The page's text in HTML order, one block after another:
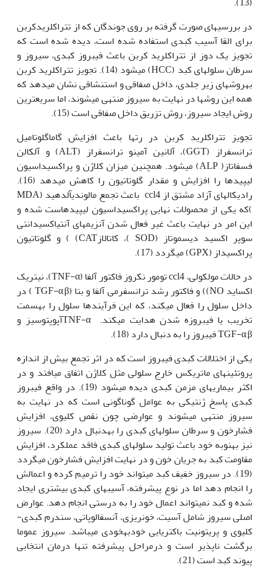
در بررسی­های صورت گرفته بر روی جوندگان که از تترا‏کلرید‏کربن
برای القا آسیب کبدی استفاده شده است، دیده شده است که
تجویز یک دوز از تترا‏کلرید کربن باعث فیبروز کبدی، سیروز و
سرطان سلول‏های کبد (HCC) می­شود (14). تجویز تترا‏کلرید کربن
به‏روش­های زیر جلدی، داخل صفاقی و استنشاقی نشان می­دهد که
همه این روش­ها در نهایت به سیروز منتهی می­شوند، اما سریع­ترین
روش ایجاد سیروز، روش تزریق داخل صفاقی است (15).
تجویز تترا‏کلرید کربن در رت­ها باعث افزایش گاماگلوتامیل
ترانسفراز (GGT)، آلانین آمینو ترانسفراز (ALT) و آلکالن
فسفاتاز( ALP) می‏شود. همچنین میزان کلاژن و پراکسیداسیون
لیپیدها را افزایش و مقدار گلوتاتیون را کاهش می­دهد (16).
رادیکال­های آزاد مشتق از ccl4 ­ باعث تجمع مالون­دی­آلدهید (MDA
)که یکی از محصولات نهایی پراکسیداسیون لیپیدهاست شده و
این امر در نهایت باعث غیر فعال شدن آنزیم­های آنتی­اکسیدانتی
سوپر اکسید دیسموتاز (SOD )، کاتالازCAT) ) و گلوتاتیون
پراکسیداز (GPX) می‏گردد (17).
در حالات مولکولی، ccl4 تومور نکروز فاکتور آلفا (TNF-α)، نیتریک
اکساید NO)) و فاکتور رشد ترانسفرمی آلفا و بتا (TGF-α,β ) در
داخل سلول را فعال می­کند، که این فرآیندها سلول را به‏سمت
تخریب یا فیبروزه شدن هدایت می‏کند. TNF-αآپوپتوسیز و
TGF-α,β فیبروز را به دنبال دارد (18).
یکی از اختلالات کبدی فیبروز است که در اثر تجمع بیش از اندازه
پروتئین­های ماتریکس خارج سلولی مثل کلاژن اتفاق می‫افتد و در
اکثر بیماری­های مزمن کبدی دیده می­شود (19). در واقع فیبروز
کبدی پاسخ ژنتیکی به عوامل گوناگونی است که در نهایت به
سیروز منتهی می­شوند و عوارضی چون نقص کلیوی، افزایش
فشارخون و سرطان سلول‏های کبدی را به‏دنبال دارد (20). سیروز
نیز به‏نوبه خود باعث تولید سلول‏های کبدی فاقد عمل‏کرد، افزایش
مقاومت کبد به جریان خون و در نهایت افزایش فشارخون می­گردد
(19). در سیروز خفیف کبد می­تواند خود را ترمیم کرده و اعمالش
را انجام دهد اما در نوع پیشرفته، آسیب­های کبدی بیشتری ایجاد
شده و کبد نمی­تواند اعمال خود را به درستی انجام دهد. عوارض
اصلی سیروز شامل آسیت، خون‏ریزی، آنسفالوپاتی، سندرم کبدی-
کلیوی و پریتونیت باکتریایی خودبه‏خودی می­باشد. سیروز عموما
برگشت ناپذیر است و درمراحل پیشرفته تنها درمان انتخابی
پیوند کبد است (21).